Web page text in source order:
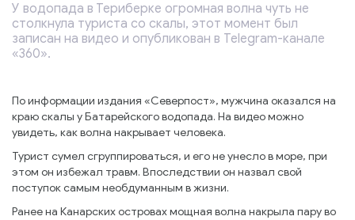
У водопада в Териберке огромная волна чуть не
столкнула туриста со скалы, этот момент был
записан на видео и опубликован в Telegram-канале
«360».
По информации издания «Северпост», мужчина оказался на
краю скалы у Батарейского водопада. На видео можно
увидеть, как волна накрывает человека.
Турист сумел сгруппироваться, и его не унесло в море, при
этом он избежал травм. Впоследствии он назвал свой
поступок самым необдуманным в жизни.
Ранее на Канарских островах мощная волна накрыла пару во